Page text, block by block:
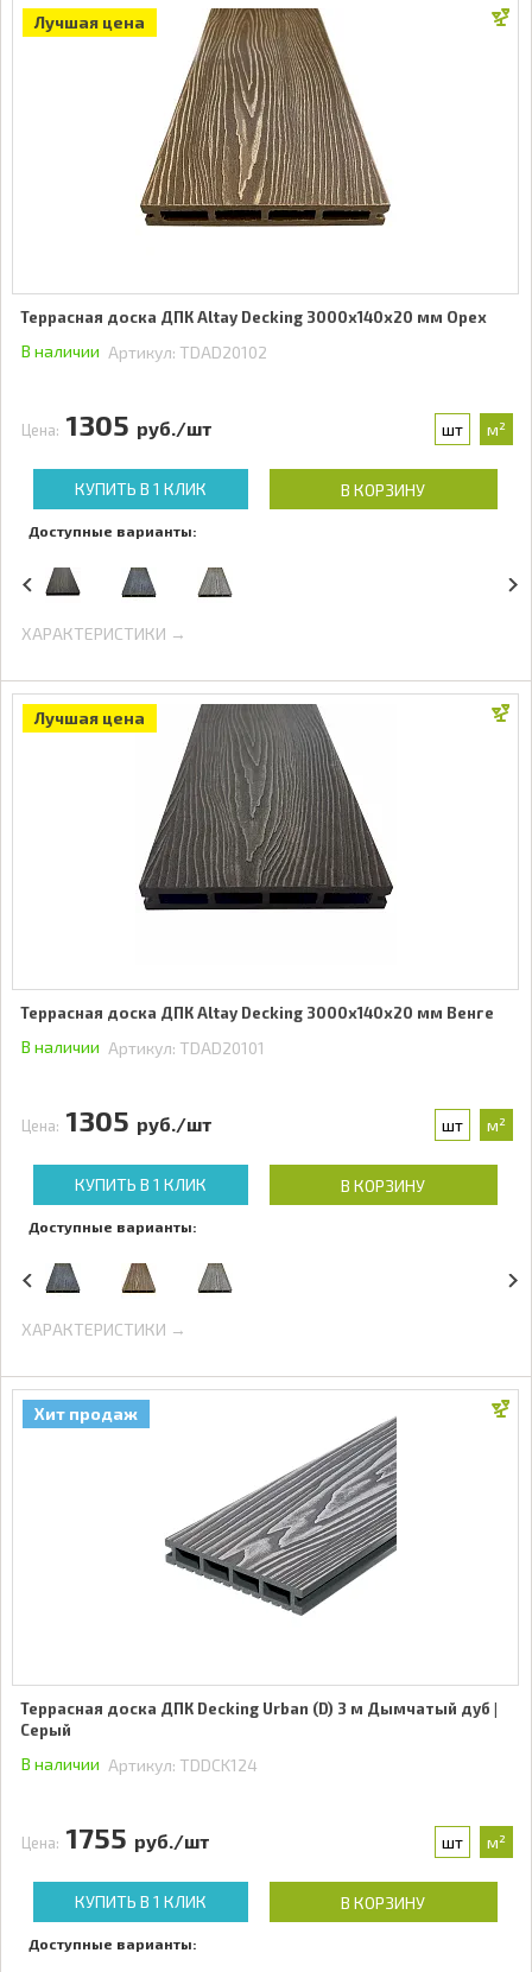
Лучшая цена
Террасная доска ДПК Altay Decking 3000х140х20 мм Орех
В наличии Артикул: TDAD20102
Цена: 1305 руб./шт шт м²
КУПИТЬ В 1 КЛИК В КОРЗИНУ
Доступные варианты:
ХАРАКТЕРИСТИКИ →
Лучшая цена
Террасная доска ДПК Altay Decking 3000х140х20 мм Венге
В наличии Артикул: TDAD20101
Цена: 1305 руб./шт шт м²
КУПИТЬ В 1 КЛИК В КОРЗИНУ
Доступные варианты:
ХАРАКТЕРИСТИКИ →
Хит продаж
Террасная доска ДПК Decking Urban (D) 3 м Дымчатый дуб |
Серый
В наличии Артикул: TDDCK124
Цена: 1755 руб./шт шт м²
КУПИТЬ В 1 КЛИК В КОРЗИНУ
Доступные варианты: